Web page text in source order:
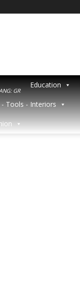
GR
Education
Tools - Interiors